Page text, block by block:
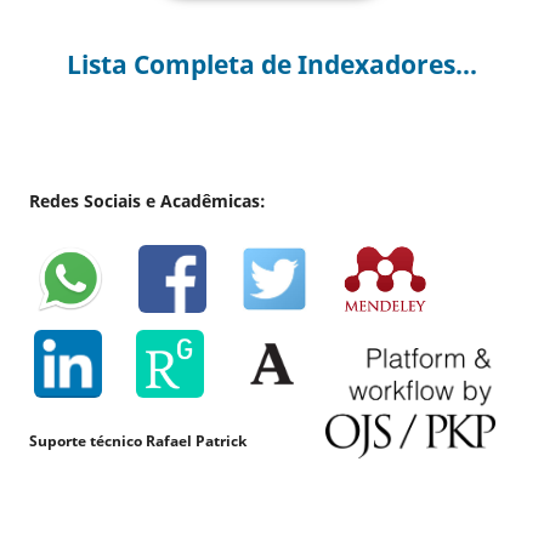
Lista Completa de Indexadores...
Redes Sociais e Acadêmicas:
Suporte técnico Rafael Patrick